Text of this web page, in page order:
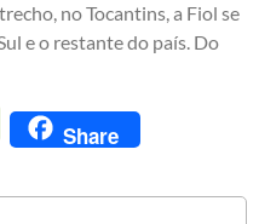
no Tocantins, a Fiol se
e o restante do país. Do
PrintFriendly
Share